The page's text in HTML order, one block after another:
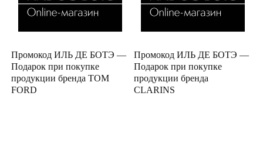
Промокод ИЛЬ ДЕ БОТЭ —
Подарок при покупке
продукции бренда TOM
FORD
Промокод ИЛЬ ДЕ БОТЭ —
Подарок при покупке
продукции бренда
CLARINS